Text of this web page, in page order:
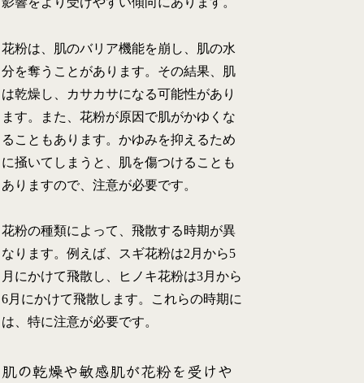
花粉は、肌のバリア機能を崩し、肌の水
分を奪うことがあります。その結果、肌
は乾燥し、カサカサになる可能性があり
ます。また、花粉が原因で肌がかゆくな
ることもあります。かゆみを抑えるため
に掻いてしまうと、肌を傷つけることも
ありますので、注意が必要です。
花粉の種類によって、飛散する時期が異
なります。例えば、スギ花粉は2月から5
月にかけて飛散し、ヒノキ花粉は3月から
6月にかけて飛散します。これらの時期に
は、特に注意が必要です。
肌の乾燥や敏感肌が花粉を受けや